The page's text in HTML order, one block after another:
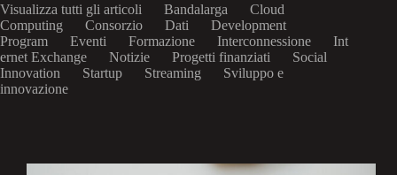
Visualizza tutti gli articoli Bandalarga
Cloud
Computing
Consorzio Dati
Development
Program
Eventi Formazione Interconnessione
Int
ernet Exchange
Notizie Progetti finanziati
Social
Innovation
Startup Streaming
Sviluppo e
innovazione